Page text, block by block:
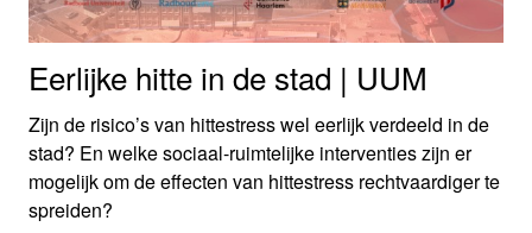
Eerlijke hitte in de stad | UUM
Zijn de risico’s van hittestress wel eerlijk verdeeld in de
stad? En welke sociaal-ruimtelijke interventies zijn er
mogelijk om de effecten van hittestress rechtvaardiger te
spreiden?